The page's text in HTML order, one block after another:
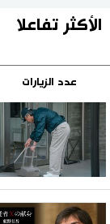
الأكثر تفاعلا
عدد الزيارات